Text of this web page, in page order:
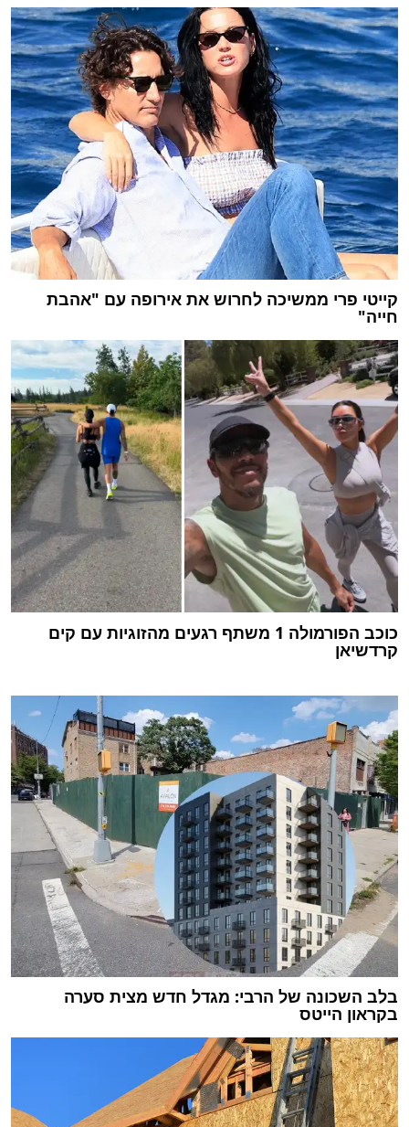
קייטי פרי ממשיכה לחרוש את אירופה עם "אהבת
חייה"
כוכב הפורמולה 1 משתף רגעים מהזוגיות עם קים
קרדשיאן
בלב השכונה של הרבי: מגדל חדש מצית סערה
בקראון הייטס